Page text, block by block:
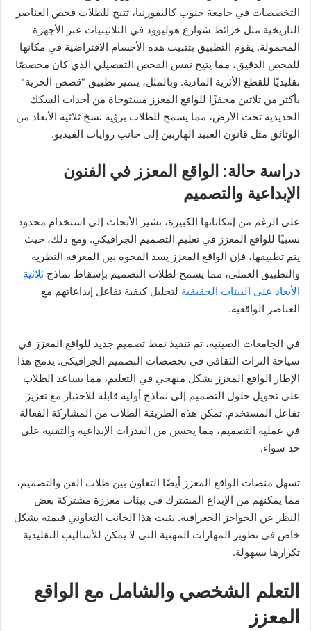
التخصصات في جامعة جنوب كاليفورنيا، تتيح للطلاب فحص العناصر
التاريخية مثل خرائط شوارع هوليوود في الثلاثينيات عبر الأجهزة
المحمولة. يقوم التطبيق بتثبيت هذه الأجسام الافتراضية في مكانها
للفحص الدقيق، مما يتيح نفس الفحص التفصيلي الذي كان مخصصًا
تقليديًا للقطع الأثرية المادية. وبالمثل، يتميز تطبيق “قصص الحرية”
بأكثر من ثلاثين محفزًا للواقع المعزز مستوحاة من أحداث السكك
الحديدية تحت الأرض، مما يسمح للطلاب برؤية نسخ ثلاثية الأبعاد من
الوثائق مثل قانون العبيد الهاربين إلى جانب روايات الفيديو.
دراسة حالة: الواقع المعزز في الفنون
الإبداعية والتصميم
على الرغم من إمكاناتها الكبيرة، تشير الأبحاث إلى استخدام محدود
نسبيًا للواقع المعزز في تعليم التصميم الجرافيكي. ومع ذلك، حيث
يتم تطبيقها، فإن الواقع المعزز يسد الفجوة بين المعرفة النظرية
والتطبيق العملي، مما يسمح لطلاب التصميم بإسقاط نماذج ثلاثية
الأبعاد على البيئات الحقيقية لتحليل كيفية تفاعل إبداعاتهم مع
العناصر الواقعية.
في الجامعات الصينية، تم تنفيذ نمط تصميم جديد للواقع المعزز في
سياحة التراث الثقافي في تخصصات التصميم الجرافيكي. يدمج هذا
الإطار الواقع المعزز بشكل منهجي في التعليم، مما يساعد الطلاب
على تحويل حلول التصميم إلى نماذج أولية قابلة للاختبار مع تعزيز
تفاعل المستخدم. تمكن هذه الطريقة الطلاب من المشاركة الفعالة
في عملية التصميم، مما يحسن من القدرات الإبداعية والتقنية على
حد سواء.
تسهل منصات الواقع المعزز أيضًا التعاون بين طلاب الفن والتصميم،
مما يمكنهم من الإبداع المشترك في بيئات معززة مشتركة بغض
النظر عن الحواجز الجغرافية. يثبت هذا الجانب التعاوني قيمته بشكل
خاص في تطوير المهارات المهنية التي لا يمكن للأساليب التقليدية
تكرارها بسهولة.
التعلم الشخصي والشامل مع الواقع
المعزز